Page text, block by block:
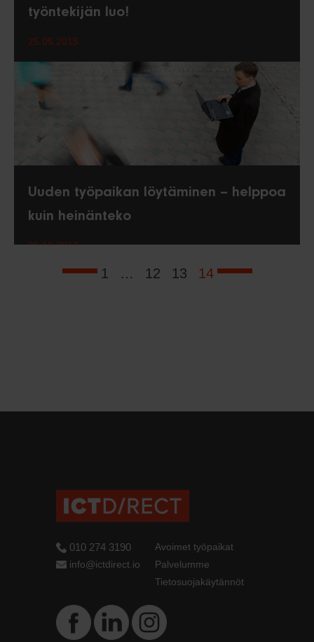
työntekijän luo!
25.05.2015
Uuden työpaikan löytäminen – helppoa
kuin heinänteko
29.10.2013
1 … 12 13 14
010 274 3190
info@ictdirect.io
Avoimet työpaikat
Palvelumme
Tietosuojakäytännöt